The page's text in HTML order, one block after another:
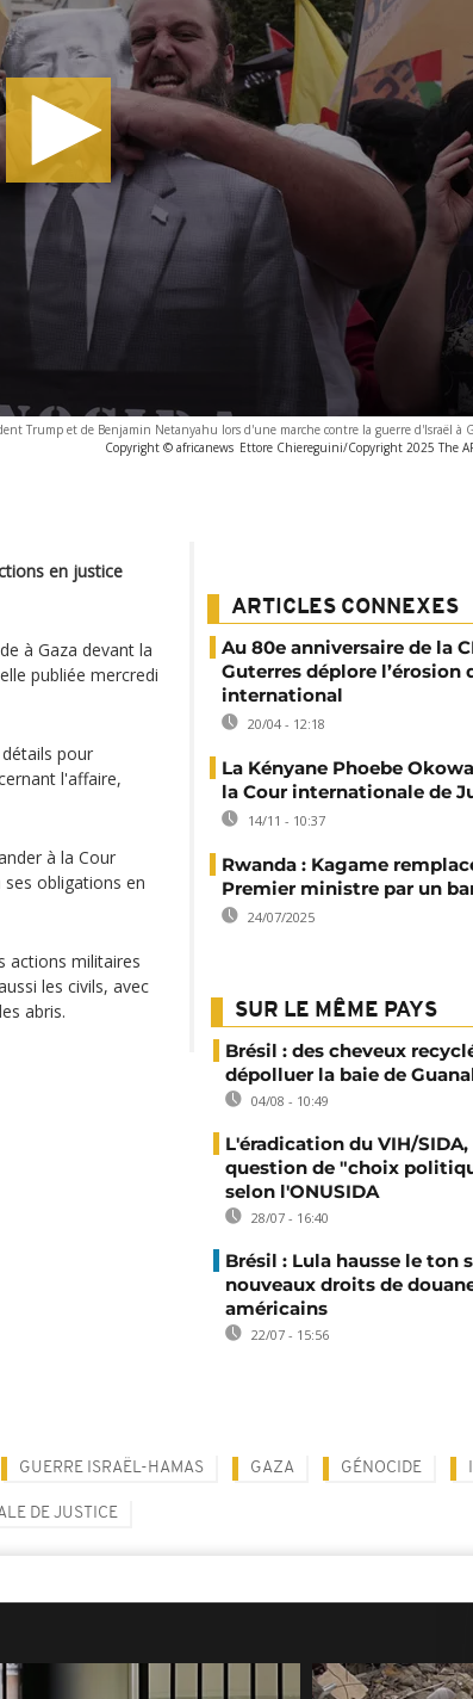
Trump et de Benjamin Netanyahu lors d'une marche contre la guerre d'Israël à
Copyright © africanews Ettore Chiereguini/Copyright 2025 The
en justice
à Gaza devant la
publiée mercredi
pour
l'affaire,
à la Cour
obligations en
actions militaires
les civils, avec
abris.
ARTICLES CONNEXES
Au 80e anniversaire de la
Guterres déplore l’érosion
international
20/04 - 12:18
La Kényane Phoebe
la Cour internationale de
14/11 - 10:37
Rwanda : Kagame
Premier ministre par un
24/07/2025
SUR LE MÊME PAYS
Brésil : des cheveux
dépolluer la baie de
04/08 - 10:49
L'éradication du VIH/SIDA,
question de "choix
selon l'ONUSIDA
28/07 - 16:40
Brésil : Lula hausse le ton
nouveaux droits de
américains
22/07 - 15:56
GUERRE ISRAËL-HAMAS GAZA GÉNOCIDE
DE JUSTICE